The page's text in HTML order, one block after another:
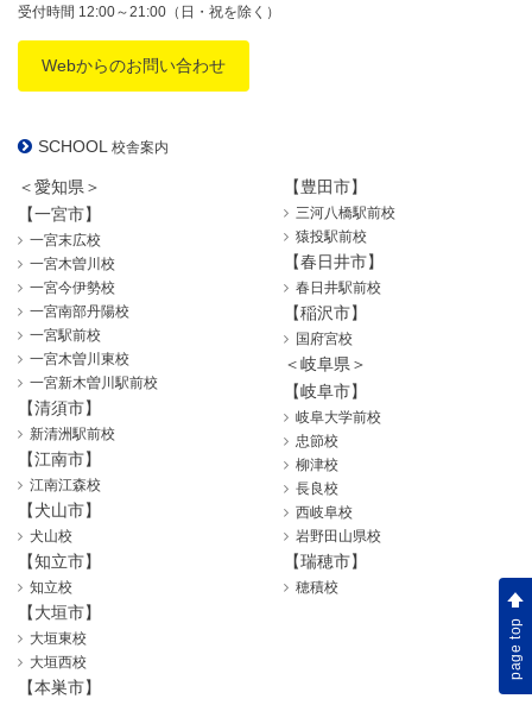
受付時間 12:00～21:00（日・祝を除く）
Webからのお問い合わせ
SCHOOL 校舎案内
＜愛知県＞
【一宮市】
一宮末広校
一宮木曽川校
一宮今伊勢校
一宮南部丹陽校
一宮駅前校
一宮木曽川東校
一宮新木曽川駅前校
【清須市】
新清洲駅前校
【江南市】
江南江森校
【犬山市】
犬山校
【知立市】
知立校
【豊田市】
三河八橋駅前校
猿投駅前校
【春日井市】
春日井駅前校
【稲沢市】
国府宮校
＜岐阜県＞
【岐阜市】
岐阜大学前校
忠節校
柳津校
長良校
西岐阜校
岩野田山県校
【瑞穂市】
穂積校
【大垣市】
大垣東校
大垣西校
【本巣市】
page top